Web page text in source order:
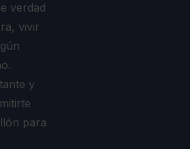
verdad
vivir
y
para